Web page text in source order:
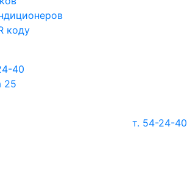
коду
40
25
т. 54-24-40